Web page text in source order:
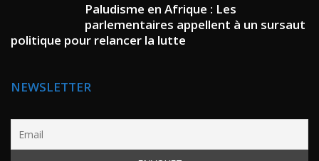
Paludisme en Afrique : Les
parlementaires appellent à un sursaut
politique pour relancer la lutte
NEWSLETTER